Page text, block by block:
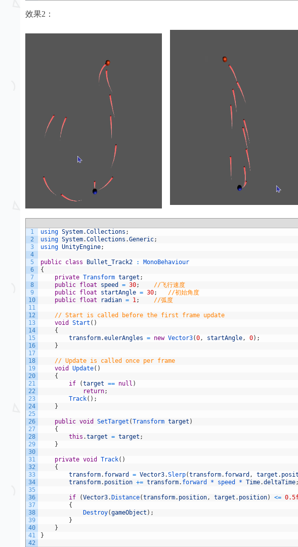
效果2：
1
2
3
4
5
6
7
8
9
10
11
12
13
14
15
16
17
18
19
20
21
22
23
24
25
26
27
28
29
30
31
32
33
34
35
36
37
38
39
40
41
42
using System.Collections ;
using System.Collections .Generic;
using UnityEngine;
public class Bullet_Track2 :
MonoBehaviour
{
private Transform target ;
public float speed = 30;
//飞行速度
public float startAngle = 30;
//初始角度
public float radian = 1 ; //弧度
// Start is called before the first frame update
void
Start ( )
{
transform.eulerAngles = new Vector3(0 , startAngle , 0) ;
}
// Update is called once per frame
void
Update( )
{
if
(target == null )
return;
Track( ) ;
}
public void SetTarget (Transform target )
{
this .target = target ;
}
private void Track( )
{
transform. forward = Vector3.Slerp(transform. forward , target .
transform. position += transform. forward * speed * Time.deltaTime;
if (Vector3.Distance(transform. position , target . position) <=
{
Destroy(gameObject ) ;
}
}
}